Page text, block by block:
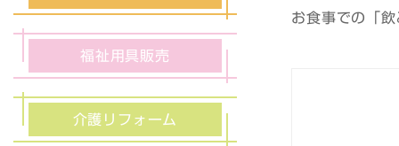
福祉用具販売
介護リフォーム
お食事での「